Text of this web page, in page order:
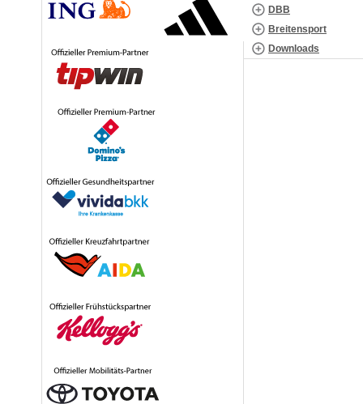
DBB
Breitensport
Downloads